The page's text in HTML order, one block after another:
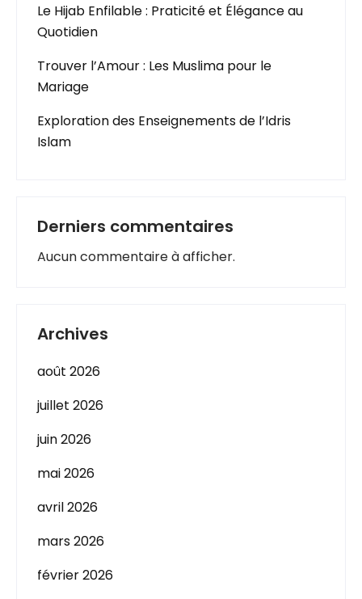
Le Hijab Enfilable : Praticité et Élégance au
Quotidien
Trouver l’Amour : Les Muslima pour le
Mariage
Exploration des Enseignements de l’Idris
Islam
Derniers commentaires
Aucun commentaire à afficher.
Archives
août 2026
juillet 2026
juin 2026
mai 2026
avril 2026
mars 2026
février 2026